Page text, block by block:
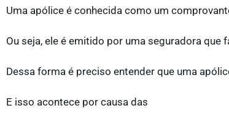
Uma apólice é conhecida como um
Ou seja, ele é emitido por uma seguradora
Dessa forma é preciso entender que uma
E isso acontece por causa das